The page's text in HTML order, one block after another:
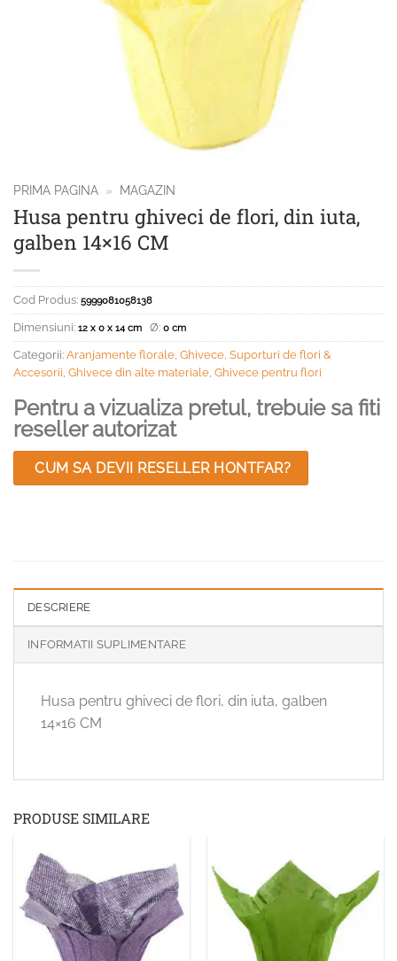
PRIMA PAGINA » MAGAZIN
Husa pentru ghiveci de flori, din iuta,
galben 14×16 CM
Cod Produs: 5999081058138
Dimensiuni: 12 x 0 x 14 cm Ø: 0 cm
Categorii: Aranjamente florale, Ghivece, Suporturi de flori &
Accesorii Ghivece din alte materiale Ghivece pentru flori
Pentru a vizualiza pretul, trebuie sa fiti
reseller autorizat
CUM SA DEVII RESELLER HONTFAR?
DESCRIERE
INFORMATII SUPLIMENTARE
Husa pentru ghiveci de flori, din iuta, galben
14×16 CM
PRODUSE SIMILARE